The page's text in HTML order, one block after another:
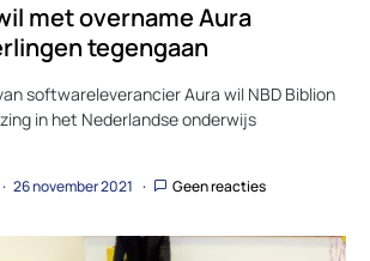
met overname Aura
tegengaan
softwareleverancier Aura wil NBD Biblion
in het Nederlandse onderwijs
26 november 2021 Geen reacties